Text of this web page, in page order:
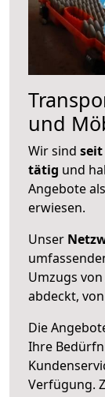
und
Wir sind seit
tätig und
Angebote
erwiesen.
Unser
Umzugs
abdeckt,
Die
Ihre
Verfügung.